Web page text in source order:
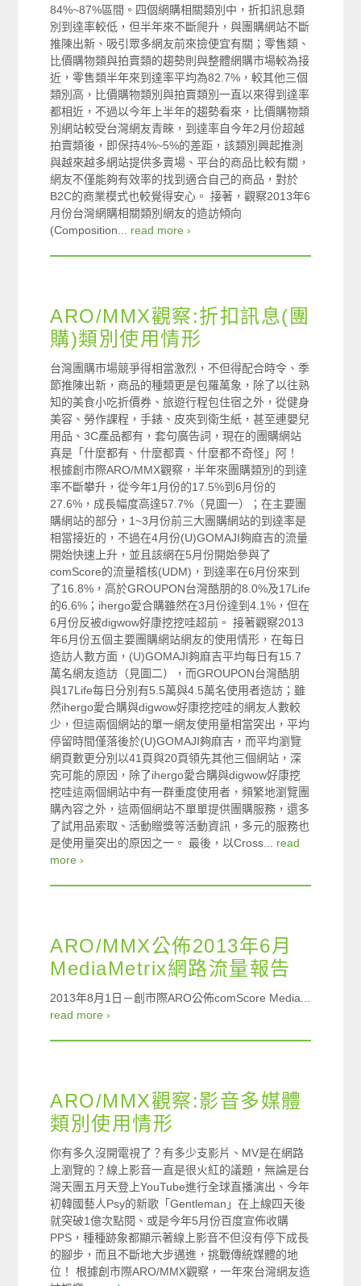
84%~87%區間。四個網購相關類別中，折扣訊息類
別到達率較低，但半年來不斷爬升，與團購網站不斷
推陳出新、吸引眾多網友前來撿便宜有關；零售類、
比價購物類與拍賣類的趨勢則與整體網購市場較為接
近，零售類半年來到達率平均為82.7%，較其他三個
類別高，比價購物類別與拍賣類別一直以來得到達率
都相近，不過以今年上半年的趨勢看來，比價購物類
別網站較受台灣網友青睞，到達率自今年2月份超越
拍賣類後，即保持4%~5%的差距，該類別興起推測
與越來越多網站提供多賣場、平台的商品比較有關，
網友不僅能夠有效率的找到適合自己的商品，對於
B2C的商業模式也較覺得安心。 接著，觀察2013年6
月份台灣網購相關類別網友的造訪傾向
(Composition... read more ›
ARO/MMX觀察:折扣訊息(團
購)類別使用情形
台灣團購市場競爭得相當激烈，不但得配合時令、季
節推陳出新，商品的種類更是包羅萬象，除了以往熟
知的美食小吃折價券、旅遊行程包住宿之外，從健身
美容、勞作課程，手錶、皮夾到衛生紙，甚至連嬰兒
用品、3C產品都有，套句廣告詞，現在的團購網站
真是「什麼都有、什麼都賣、什麼都不奇怪」阿！
根據創市際ARO/MMX觀察，半年來團購類別的到達
率不斷攀升，從今年1月份的17.5%到6月份的
27.6%，成長幅度高達57.7%（見圖一）；在主要團
購網站的部分，1~3月份前三大團購網站的到達率是
相當接近的，不過在4月份(U)GOMAJI夠麻吉的流量
開始快速上升，並且該網在5月份開始參與了
comScore的流量稽核(UDM)，到達率在6月份來到
了16.8%，高於GROUPON台灣酷朋的8.0%及17Life
的6.6%；ihergo愛合購雖然在3月份達到4.1%，但在
6月份反被digwow好康挖挖哇超前。 接著觀察2013
年6月份五個主要團購網站網友的使用情形，在每日
造訪人數方面，(U)GOMAJI夠麻吉平均每日有15.7
萬名網友造訪（見圖二），而GROUPON台灣酷朋
與17Life每日分別有5.5萬與4.5萬名使用者造訪；雖
然ihergo愛合購與digwow好康挖挖哇的網友人數較
少，但這兩個網站的單一網友使用量相當突出，平均
停留時間僅落後於(U)GOMAJI夠麻吉，而平均瀏覽
網頁數更分別以41頁與20頁領先其他三個網站，深
究可能的原因，除了ihergo愛合購與digwow好康挖
挖哇這兩個網站中有一群重度使用者，頻繁地瀏覽團
購內容之外，這兩個網站不單單提供團購服務，還多
了試用品索取、活動贈獎等活動資訊，多元的服務也
是使用量突出的原因之一。 最後，以Cross... read
more ›
ARO/MMX公佈2013年6月
MediaMetrix網路流量報告
2013年8月1日－創市際ARO公佈comScore Media...
read more ›
ARO/MMX觀察:影音多媒體
類別使用情形
你有多久沒開電視了？有多少支影片、MV是在網路
上瀏覽的？線上影音一直是很火紅的議題，無論是台
灣天團五月天登上YouTube進行全球直播演出、今年
初韓國藝人Psy的新歌「Gentleman」在上線四天後
就突破1億次點閱、或是今年5月份百度宣佈收購
PPS，種種跡象都顯示著線上影音不但沒有停下成長
的腳步，而且不斷地大步邁進，挑戰傳統媒體的地
位！ 根據創市際ARO/MMX觀察，一年來台灣網友造